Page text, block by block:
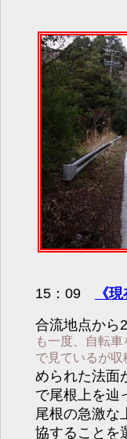
15：09
《
合流地点から
も一度、自転
で見ているが収
められた法面
で尾根上を辿
尾根の急激な
協することを